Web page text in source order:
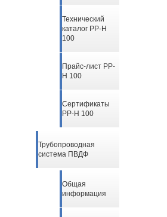
Технический
каталог PP-H
100
Прайс-лист PP-
H 100
Сертификаты
PP-H 100
Трубопроводная
система ПВДФ
Общая
информация